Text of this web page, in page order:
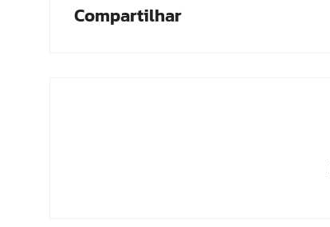
Compartilhar